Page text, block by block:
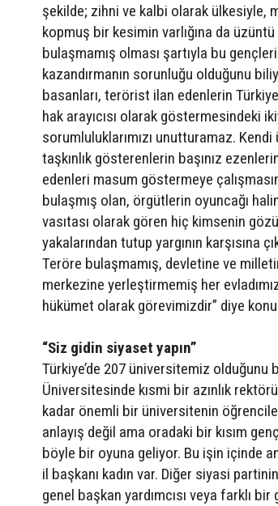
şekilde; zihni ve kalbi olarak ülkesiyle,
kopmuş bir kesimin varlığına da
bulaşmamış olması şartıyla bu
kazandırmanın sorunluğu olduğunu
basanları, terörist ilan edenlerin
hak arayıcısı olarak göstermesindeki
sorumluluklarımızı unutturamaz.
taşkınlık gösterenlerin başınız
edenleri masum göstermeye
bulaşmış olan, örgütlerin oyuncağı
vasıtası olarak gören hiç kimsenin
yakalarından tutup yargının karşısına
Teröre bulaşmamış, devletine ve
merkezine yerleştirmemiş her
hükümet olarak görevimizdir” diye
“Siz gidin siyaset yapın”
Türkiye’de 207 üniversitemiz olduğunu
Üniversitesinde kısmi bir azınlık
kadar önemli bir üniversitenin
anlayış değil ama oradaki bir kısım
böyle bir oyuna geliyor. Bu işin içinde
il başkanı kadın var. Diğer siyasi
genel başkan yardımcısı veya farklı